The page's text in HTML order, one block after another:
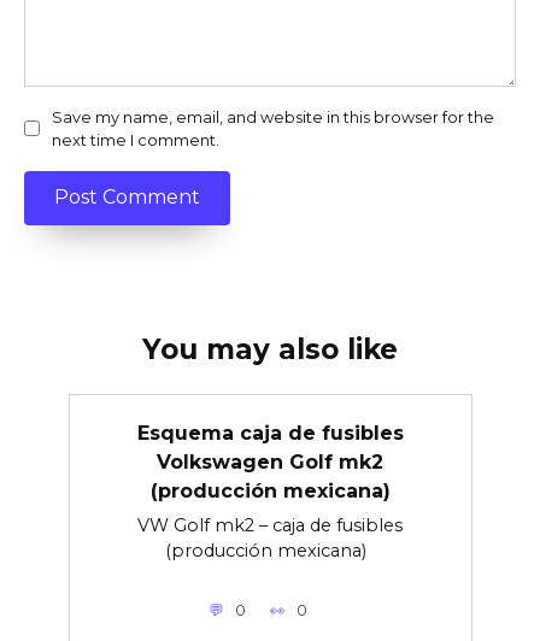
Save my name, email, and website in this browser for the
next time I comment.
You may also like
Esquema caja de fusibles
Volkswagen Golf mk2
(producción mexicana)
VW Golf mk2 – caja de fusibles
(producción mexicana)
0 0